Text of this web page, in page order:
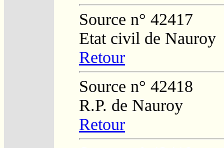
Source n° 42417
Etat civil de Nauroy
Retour
Source n° 42418
R.P. de Nauroy
Retour